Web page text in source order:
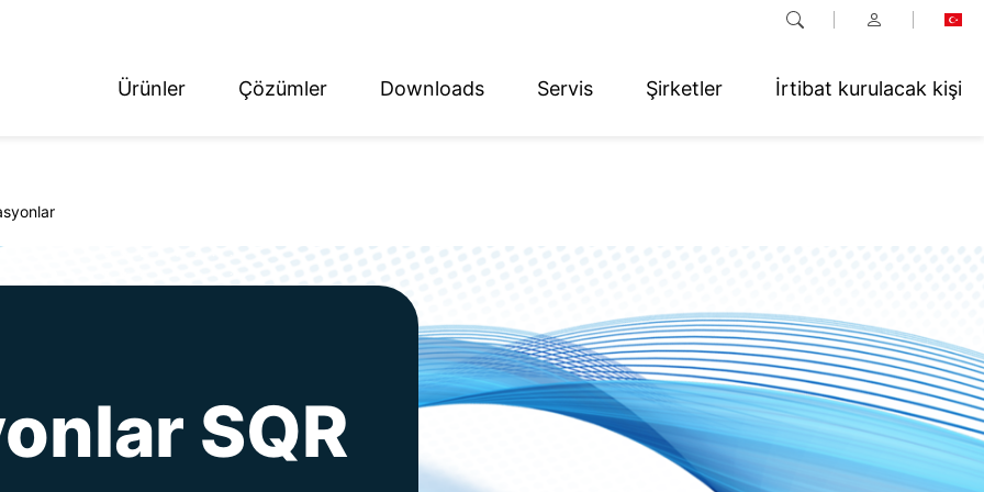
Ürünler Çözümler Downloads Servis Şirketler İrtibat kurulacak kişi
SQR